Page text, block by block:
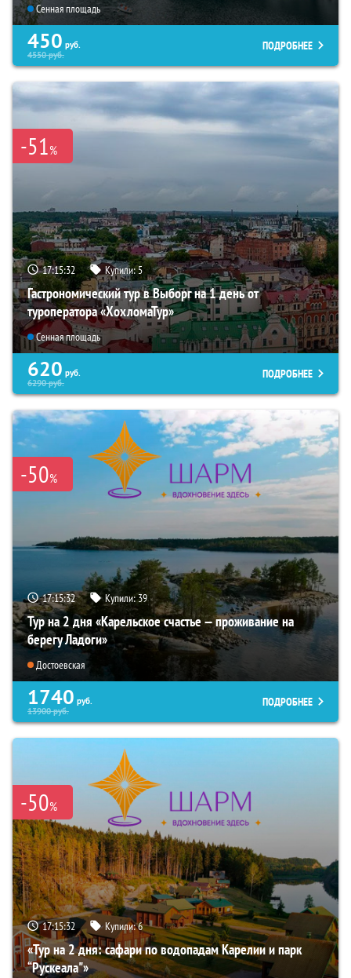
Сенная площадь
450 руб.
4550руб.
ПОДРОБНЕЕ
-51%
17:15:30 Купили:5
Гастрономический тур в Выборг на 1 день от
туроператора «ХохломаТур»
Сенная площадь
620 руб.
6290руб.
ПОДРОБНЕЕ
-50%
17:15:30 Купили:39
Тур на 2 дня «Карельское счастье — проживание на
берегу Ладоги»
Достоевская
1740 руб.
13900руб.
ПОДРОБНЕЕ
-50%
17:15:30 Купили:6
«Тур на 2 дня: сафари по водопадам Карелии и парк
“Рускеала"»